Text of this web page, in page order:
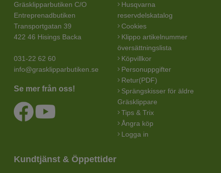
Gräsklipparbutiken C/O
Entreprenadbutiken
Transportgatan 39
422 46 Hisings Backa
031-22 62 60
info@grasklipparbutiken.se
Se mer från oss!
Husqvarna
reservdelskatalog
Cookies
Klippo artikelnummer
översättningslista
Köpvillkor
Personuppgifter
Retur(PDF)
Sprängskisser för äldre
Gräsklippare
Tips & Trix
Ångra köp
Logga in
Kundtjänst & Öppettider